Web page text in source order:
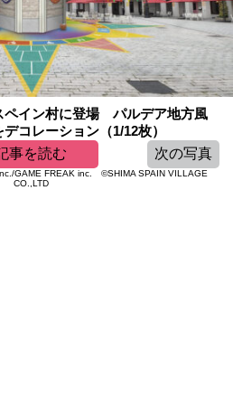
ペイン村に登場 パルデア地方風
コレーション（1/12枚）
事を読む 次の写真
GAME FREAK inc. ©SHIMA SPAIN VILLAGE
CO.,LTD